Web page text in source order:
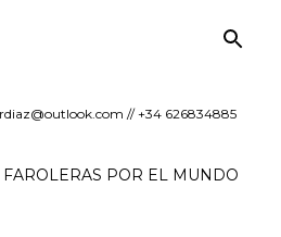
// +34 626834885
FAROLERAS POR EL MUNDO